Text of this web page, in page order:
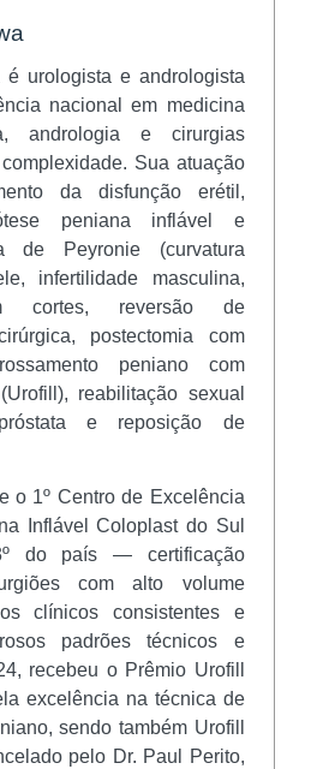
é urologista e andrologista
nacional em medicina
andrologia e cirurgias
Sua atuação
da disfunção erétil,
peniana inflável e
de Peyronie (curvatura
infertilidade masculina,
cortes, reversão de
postectomia com
peniano com
reabilitação sexual
e reposição de
o 1º Centro de Excelência
Inflável Coloplast do Sul
do país — certificação
com alto volume
clínicos consistentes e
padrões técnicos e
recebeu o Prêmio Urofill
excelência na técnica de
sendo também Urofill
pelo Dr. Paul Perito,